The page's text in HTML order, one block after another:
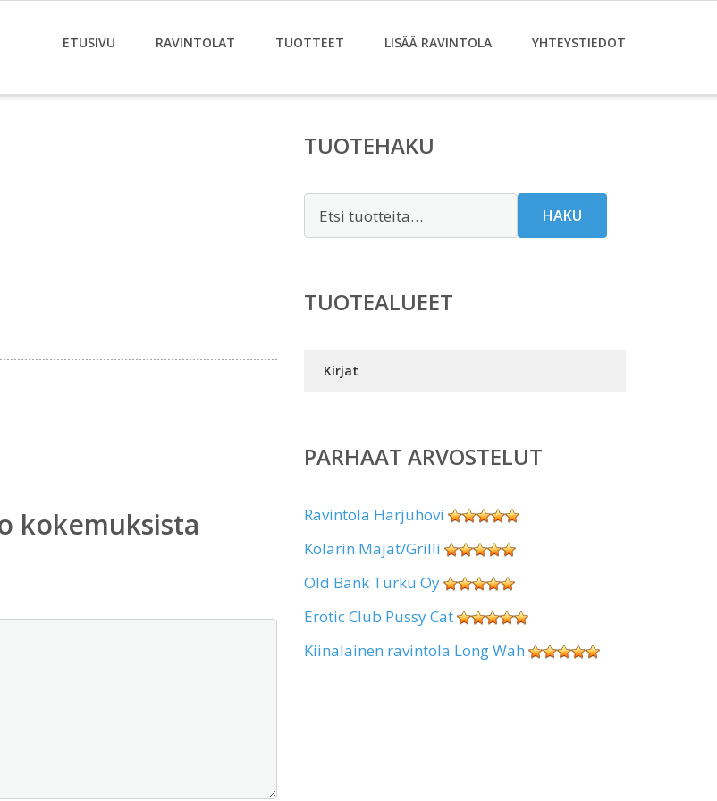
ETUSIVU RAVINTOLAT TUOTTEET LISÄÄ RAVINTOLA YHTEYSTIEDOT
kokemuksista
TUOTEHAKU
HAKU
TUOTEALUEET
Kirjat
PARHAAT ARVOSTELUT
Ravintola Harjuhovi
Kolarin Majat/Grilli
Old Bank Turku Oy
Erotic Club Pussy Cat
Kiinalainen ravintola Long Wah